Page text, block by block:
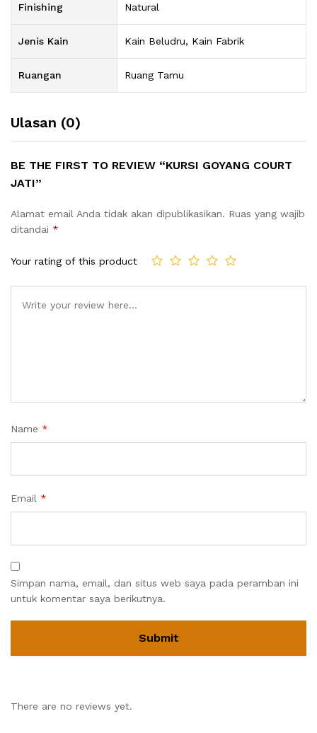
Finishing Natural
Jenis Kain Kain Beludru, Kain Fabrik
Ruangan Ruang Tamu
Ulasan (0)
BE THE FIRST TO REVIEW “KURSI GOYANG COURT
JATI”
Alamat email Anda tidak akan dipublikasikan. Ruas yang wajib
ditandai *
Your rating of this product
Name *
Email *
Simpan nama, email, dan situs web saya pada peramban ini
untuk komentar saya berikutnya.
There are no reviews yet.